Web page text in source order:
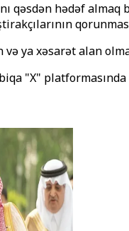
qəsdən hədəf
ya xəsarət alan
"X"